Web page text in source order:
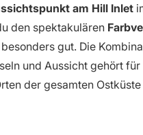
am Hill Inlet
den spektakulären
gut. Die
und Aussicht gehört
der gesamten